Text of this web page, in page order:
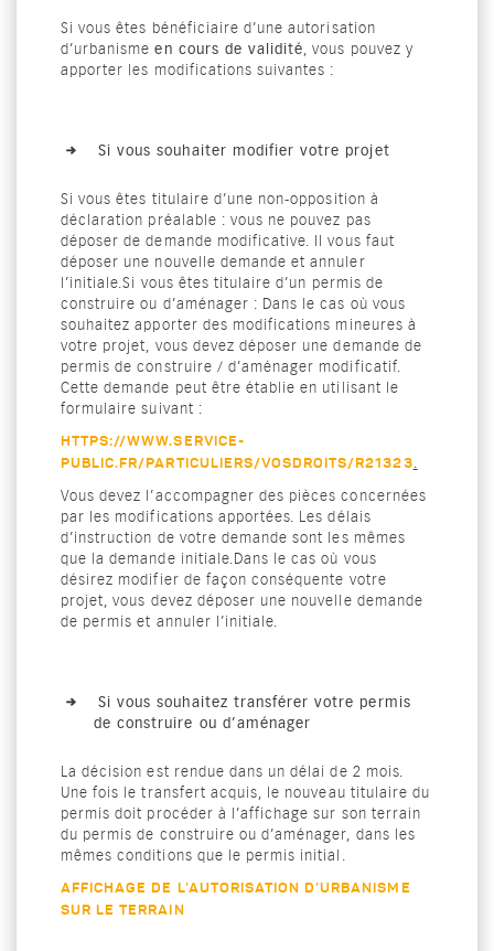
Si vous êtes bénéficiaire d’une autorisation
d’urbanismeen cours de validité, vous pouvez y
apporter les modifications suivantes :
Si vous souhaiter modifier votre projet
Si vous êtes titulaire d’une non-opposition à
déclaration préalable : vous ne pouvez pas
déposer de demande modificative. Il vous faut
déposer une nouvelle demande et annuler
l’initiale.Si vous êtes titulaire d’un permis de
construire ou d’aménager : Dans le cas où vous
souhaitez apporter des modifications mineures à
votre projet, vous devez déposer une demande de
permis de construire / d’aménager modificatif.
Cette demande peut être établie en utilisant le
formulaire suivant :
HTTPS://WWW.SERVICE-
PUBLIC.FR/PARTICULIERS/VOSDROITS/R21323.
Vous devez l’accompagner des pièces concernées
par les modifications apportées. Les délais
d’instruction de votre demande sont les mêmes
que la demande initiale.Dans le cas où vous
désirez modifier de façon conséquente votre
projet, vous devez déposer une nouvelle demande
de permis et annuler l’initiale.
Si vous souhaitez transférer votre permis
de construire ou d’aménager
La décision est rendue dans un délai de 2 mois.
Une fois le transfert acquis, le nouveau titulaire du
permis doit procéder à l’affichage sur son terrain
du permis de construire ou d’aménager, dans les
mêmes conditions que le permis initial.
AFFICHAGE DE L’AUTORISATION D’URBANISME
SUR LE TERRAIN